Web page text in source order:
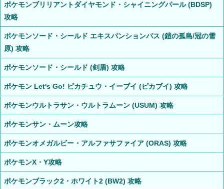
ポケモンブリリアントダイヤモンド・シャイニングパール (BDSP)
攻略
ポケモンソード・シールド エキスパンションパス (鎧の孤島/冠の雪
原) 攻略
ポケモンソード・シールド (剣盾) 攻略
ポケモン Let's Go! ピカチュウ・イーブイ (ピカブイ) 攻略
ポケモンウルトラサン・ウルトラムーン (USUM) 攻略
ポケモンサン・ムーン攻略
ポケモンオメガルビー・アルファサファイア (ORAS) 攻略
ポケモンX・Y攻略
ポケモンブラック2・ホワイト2 (BW2) 攻略